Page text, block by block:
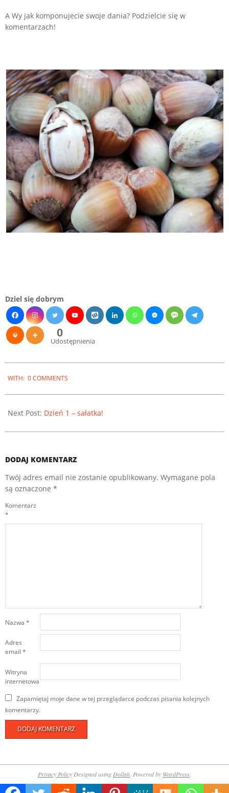
A Wy jak komponujecie swoje dania? Podzielcie się w
komentarzach!
Dziel się dobrym
0
Udostępnienia
08-
WITH: 0 COMMENTS
Next Post: Dzień 1 – sałatka!
DODAJ KOMENTARZ
Twój adres email nie zostanie opublikowany. Wymagane pola
są oznaczone *
Komentarz
*
Nazwa *
Adres
email *
Witryna
internetowa
Zapamiętaj moje dane w tej przeglądarce podczas pisania kolejnych
komentarzy.
Privacy Policy Designed using Dollah . Powered by WordPress